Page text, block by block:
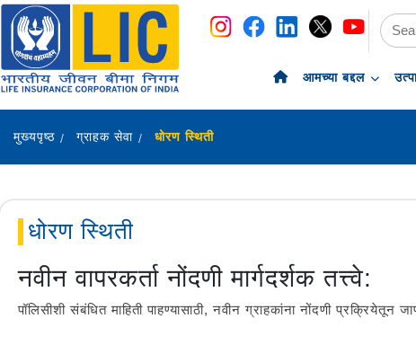
navigation
skip-to-content
आमच्या बद्दल
मुख्यपृष्ठ ग्राहक सेवा धोरण स्थिती
धोरण स्थिती
नवीन वापरकर्ता नोंदणी मार्गदर्शक तत्त्वे:
पॉलिसीशी संबंधित माहिती पाहण्यासाठी, नवीन ग्राहकांना नोंदणी